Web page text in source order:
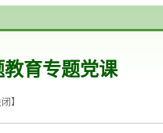
育专题党课
】